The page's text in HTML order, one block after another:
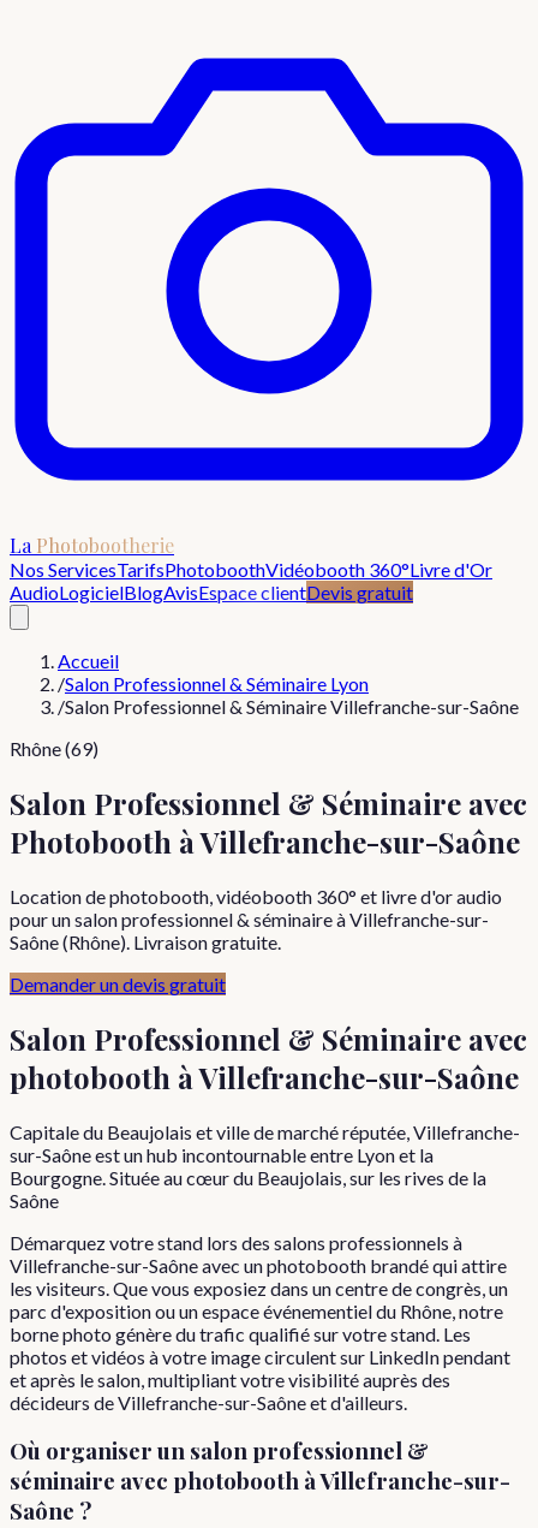
La Photobootherie
Nos ServicesTarifsPhotoboothVidéobooth 360°Livre d'Or
AudioLogicielBlogAvisEspace clientDevis gratuit
Accueil
/Salon Professionnel & Séminaire Lyon
/Salon Professionnel & Séminaire Villefranche-sur-Saône
Rhône (69)
Salon Professionnel & Séminaire avec
Photobooth à Villefranche-sur-Saône
Location de photobooth, vidéobooth 360° et livre d'or audio
pour un salon professionnel & séminaire à Villefranche-sur-
Saône (Rhône). Livraison gratuite.
Demander un devis gratuit
Salon Professionnel & Séminaire avec
photobooth àVillefranche-sur-Saône
Capitale du Beaujolais et ville de marché réputée, Villefranche-
sur-Saône est un hub incontournable entre Lyon et la
Bourgogne. Située au cœur du Beaujolais, sur les rives de la
Saône
Démarquez votre stand lors des salons professionnels à
Villefranche-sur-Saône avec un photobooth brandé qui attire
les visiteurs. Que vous exposiez dans un centre de congrès, un
parc d'exposition ou un espace événementiel du Rhône, notre
borne photo génère du trafic qualifié sur votre stand. Les
photos et vidéos à votre image circulent sur LinkedIn pendant
et après le salon, multipliant votre visibilité auprès des
décideurs de Villefranche-sur-Saône et d'ailleurs.
Où organiser un salon professionnel &
séminaire avec photobooth àVillefranche-sur-
Saône ?